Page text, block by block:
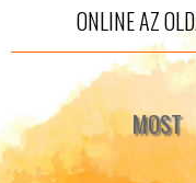
ONLINE AZ
MOST